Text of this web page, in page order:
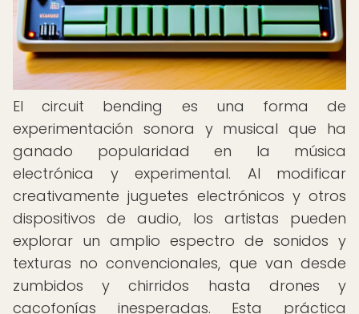
El circuit bending es una forma de
experimentación sonora y musical que ha
ganado popularidad en la música
electrónica y experimental. Al modificar
creativamente juguetes electrónicos y otros
dispositivos de audio, los artistas pueden
explorar un amplio espectro de sonidos y
texturas no convencionales, que van desde
zumbidos y chirridos hasta drones y
cacofonías inesperadas. Esta práctica